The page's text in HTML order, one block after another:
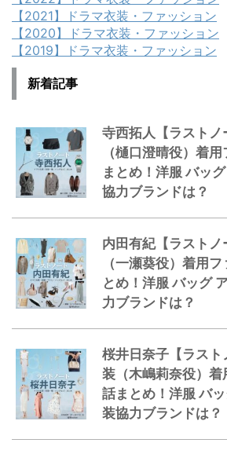
【2021】ドラマ衣装・ファッション
【2020】ドラマ衣装・ファッション
【2019】ドラマ衣装・ファッション
新着記事
寺西拓人【ラスト
（樋口澄晴役）着
まとめ！洋服 バッ
協力ブランドは？
内田有紀【ラスト
（一瀬葵役）着用
とめ！洋服 バッグ
力ブランドは？
桜井日奈子【ラス
装（木嶋莉奈役）
話まとめ！洋服 バ
装協力ブランドは？